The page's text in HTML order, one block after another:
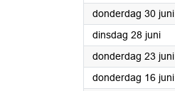
donderdag 30 juni
dinsdag 28 juni
donderdag 23 juni
donderdag 16 juni